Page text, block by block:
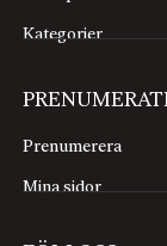
Kategorier
Prenumerera
Mina sidor